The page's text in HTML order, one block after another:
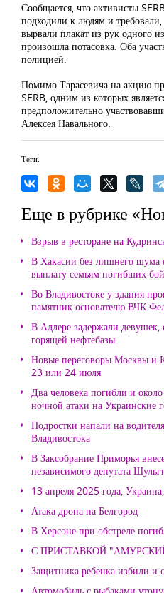
Сообщается, что активисты
подходили к людям и
вырвали плакат из рук одного
произошла потасовка. Оба
полицией.
Помимо Тарасевича на акцию
SERB, одним из которых
предположительно
Алексея Навального.
Теги:
Еще в рубрике
Взрыв в ресторане на
В Хакасии без лишнего
выплату семьям погибших
Во Владивостоке у здания
памятник основателю ВЧК
В Адлере задержали
горящей нефтебазы
Новые переговоры Москвы и
23 или 24 июля
Два человека погибли и
ночной атаки на Украинские
Подростки напали на
Владивостока
В Заксобрание Приморья
независимого депутата
13 апреля 2025 года,
Атака дрона на Белгород
В Херсоне при обстреле
С ПРИСТАВКОЙ
Защитника ребенка избили и